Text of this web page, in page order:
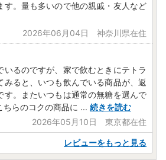
す。量も多いので他の親戚・友人など
2026年06月04日 神奈川県在住
いるのですが、家で飲むときにテトラ
みると、いつも飲んでいる商品が、返
す。またいつもは通常の無糖を選んで
ちらのコクの商品に ... 続きを読む
2026年05月10日 東京都在住
レビューをもっと見る